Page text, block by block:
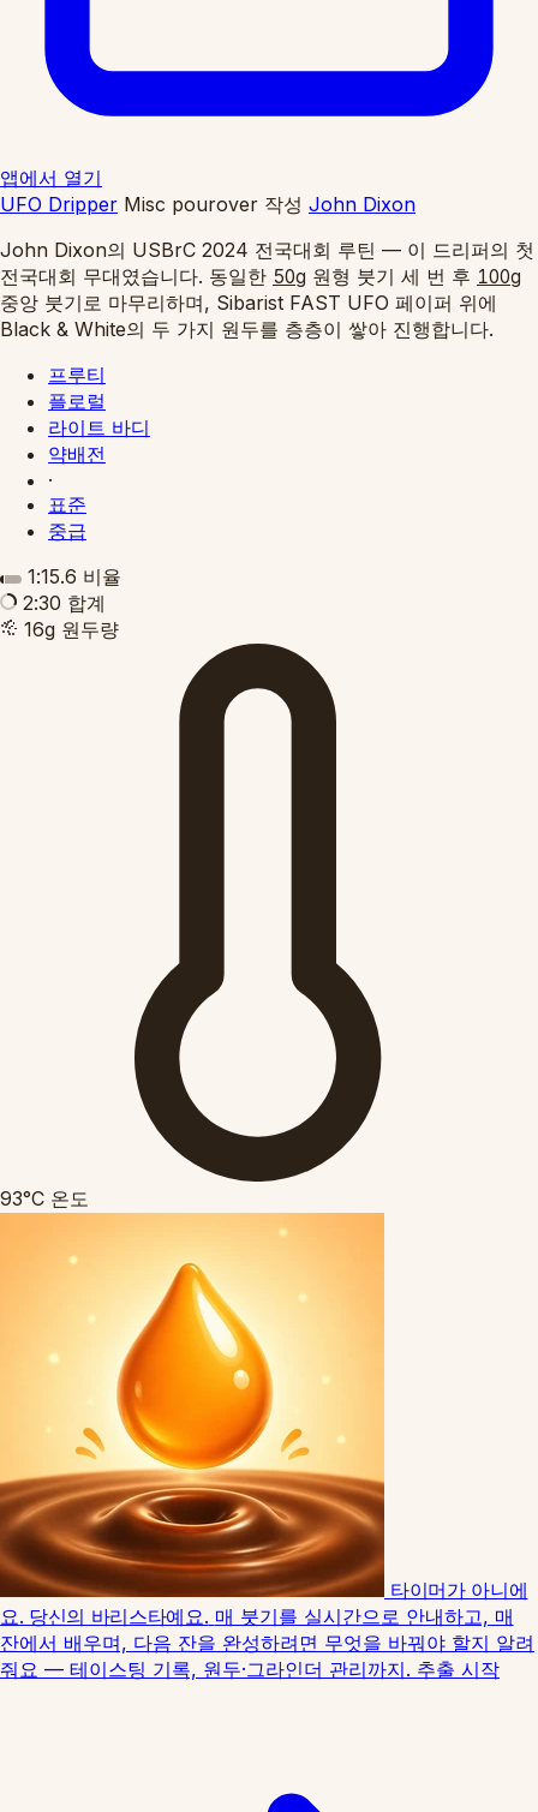
앱에서 열기
UFO Dripper Misc pourover 작성 John Dixon
John Dixon의 USBrC 2024 전국대회 루틴 — 이 드리퍼의 첫
전국대회 무대였습니다. 동일한 50g 원형 붓기 세 번 후 100g
중앙 붓기로 마무리하며, Sibarist FAST UFO 페이퍼 위에
Black & White의 두 가지 원두를 층층이 쌓아 진행합니다.
프루티
플로럴
라이트 바디
약배전
·
표준
중급
1:15.6 비율
2:30 합계
16g 원두량
93°C 온도
타이머가 아니에
요. 당신의 바리스타예요. 매 붓기를 실시간으로 안내하고, 매
잔에서 배우며, 다음 잔을 완성하려면 무엇을 바꿔야 할지 알려
줘요 — 테이스팅 기록, 원두·그라인더 관리까지. 추출 시작